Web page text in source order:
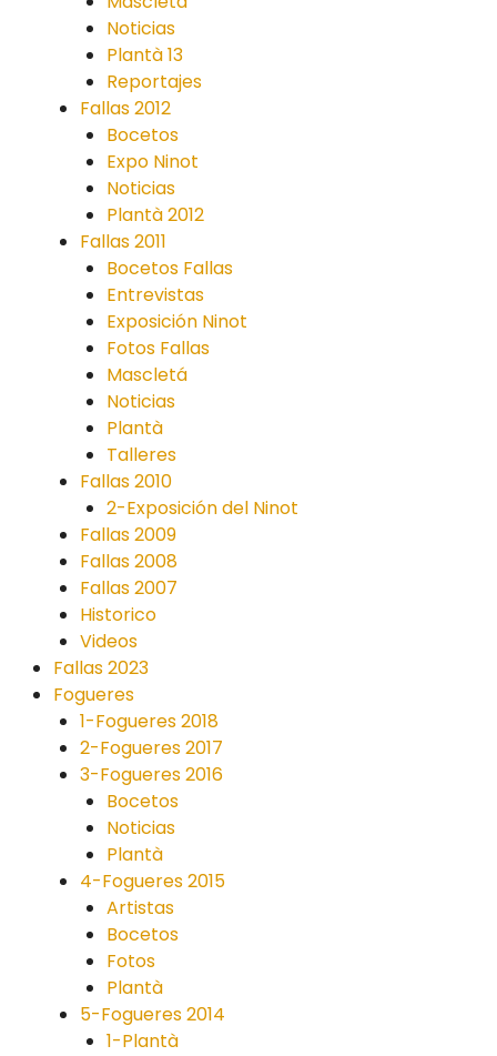
Noticias
Plantà 13
Reportajes
Fallas 2012
Bocetos
Expo Ninot
Noticias
Plantà 2012
Fallas 2011
Bocetos Fallas
Entrevistas
Exposición Ninot
Fotos Fallas
Mascletá
Noticias
Plantà
Talleres
Fallas 2010
2-Exposición del Ninot
Fallas 2009
Fallas 2008
Fallas 2007
Historico
Videos
Fallas 2023
Fogueres
1-Fogueres 2018
2-Fogueres 2017
3-Fogueres 2016
Bocetos
Noticias
Plantà
4-Fogueres 2015
Artistas
Bocetos
Fotos
Plantà
5-Fogueres 2014
1-Plantà